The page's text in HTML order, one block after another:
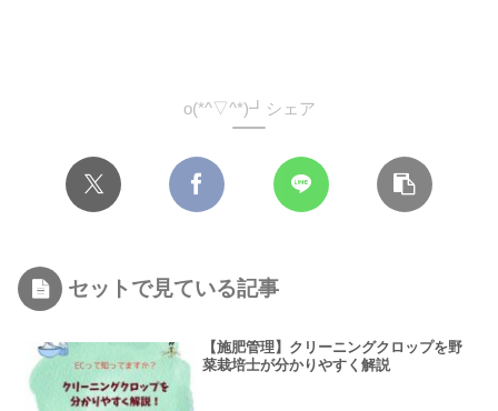
o(*^▽^*)┛シェア
セットで見ている記事
【施肥管理】クリーニングクロップを野
菜栽培士が分かりやすく解説